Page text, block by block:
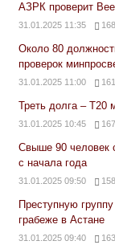
АЗРК проверит
31.01.2025 11:35
Около 80
проверок
31.01.2025 11:00
Треть долга – Т20
31.01.2025 10:45
Свыше 90 человек
с начала года
31.01.2025 09:50
Преступную
грабеже в Астане
31.01.2025 09:40